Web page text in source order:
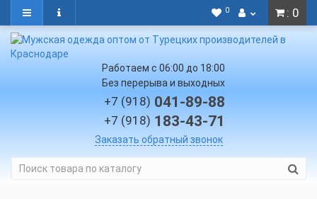
: 0
0
Работаем с 06:00 до 18:00
Без перерыва и выходных
+7 (918) 041-89-88
+7 (918) 183-43-71
Заказать обратный звонок